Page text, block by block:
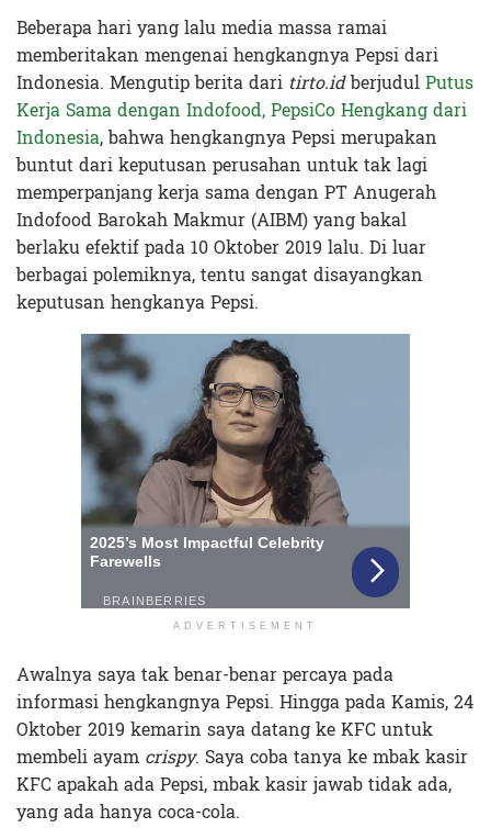
Beberapa hari yang lalu media massa ramai
memberitakan mengenai hengkangnya Pepsi dari
Indonesia. Mengutip berita dari tirto.idberjudulPutus
Kerja Sama dengan Indofood, PepsiCo Hengkang dari
Indonesia, bahwa hengkangnya Pepsi merupakan
buntut dari keputusan perusahan untuk tak lagi
memperpanjang kerja sama dengan PT Anugerah
Indofood Barokah Makmur (AIBM) yang bakal
berlaku efektif pada 10 Oktober 2019 lalu. Di luar
berbagai polemiknya, tentu sangat disayangkan
keputusan hengkanya Pepsi.
ADVERTISEMENT
Awalnya saya tak benar-benar percaya pada
informasi hengkangnya Pepsi. Hingga pada Kamis, 24
Oktober 2019 kemarin saya datang ke KFC untuk
membeli ayam crispy. Saya coba tanya ke mbak kasir
KFC apakah ada Pepsi, mbak kasir jawab tidak ada,
yang ada hanya coca-cola.